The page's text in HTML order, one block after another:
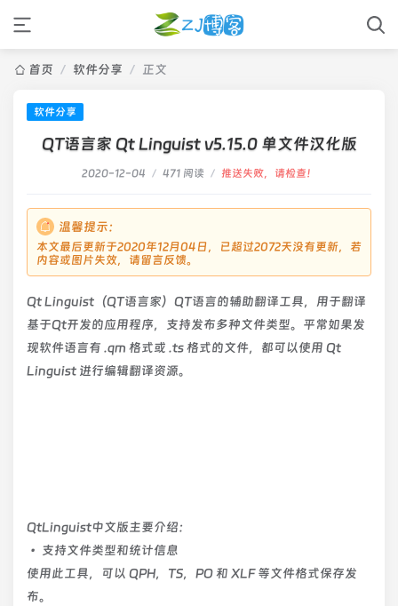
首页 / 软件分享 / 正文
软件分享
QT语言家 Qt Linguist v5.15.0 单文件汉化版
2020-12-04 / 471 阅读 / 推送失败，请检查！
温馨提示：
本文最后更新于2020年12月04日，已超过2072天没有更新，若
内容或图片失效，请留言反馈。
Qt Linguist（QT语言家）QT语言的辅助翻译工具，用于翻译
基于Qt开发的应用程序，支持发布多种文件类型。平常如果发
现软件语言有 .qm 格式或 .ts 格式的文件，都可以使用 Qt
Linguist 进行编辑翻译资源。
QtLinguist中文版主要介绍：
• 支持文件类型和统计信息
使用此工具，可以 QPH，TS，PO 和 XLF 等文件格式保存发
布。